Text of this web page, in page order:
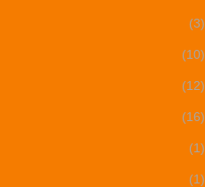
(3)
(10)
(12)
(16)
(1)
(1)